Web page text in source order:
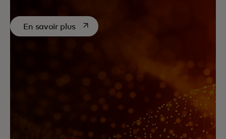
En savoir pluss’ouvre dans un nouvel onglet